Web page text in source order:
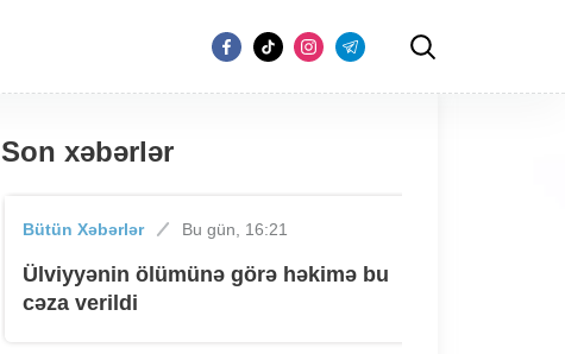
Son xəbərlər
Bütün Xəbərlər Bu gün, 16:21
Ülviyyənin ölümünə görə həkimə bu
cəza verildi